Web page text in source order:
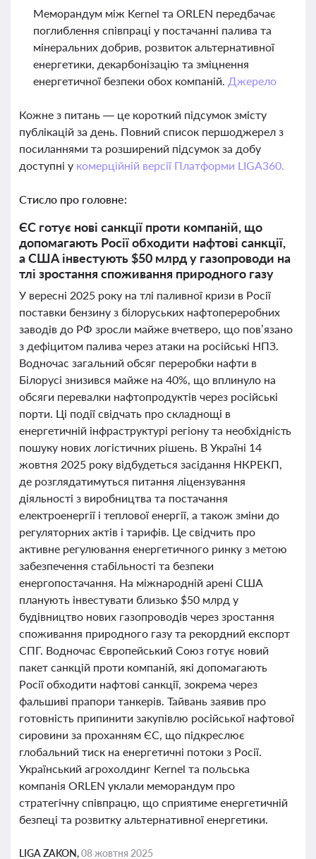
Меморандум між Kernel та ORLEN передбачає
поглиблення співпраці у постачанні палива та
мінеральних добрив, розвиток альтернативної
енергетики, декарбонізацію та зміцнення
енергетичної безпеки обох компаній. Джерело
Кожне з питань — це короткий підсумок змісту
публікацій за день. Повний список першоджерел з
посиланнями та розширений підсумок за добу
доступні у комерційній версії Платформи LIGA360.
Стисло про головне:
ЄС готує нові санкції проти компаній, що
допомагають Росії обходити нафтові санкції,
а США інвестують $50 млрд у газопроводи на
тлі зростання споживання природного газу
У вересні 2025 року на тлі паливної кризи в Росії
поставки бензину з білоруських нафтопереробних
заводів до РФ зросли майже вчетверо, що пов’язано
з дефіцитом палива через атаки на російські НПЗ.
Водночас загальний обсяг переробки нафти в
Білорусі знизився майже на 40%, що вплинуло на
обсяги перевалки нафтопродуктів через російські
порти. Ці події свідчать про складнощі в
енергетичній інфраструктурі регіону та необхідність
пошуку нових логістичних рішень. В Україні 14
жовтня 2025 року відбудеться засідання НКРЕКП,
де розглядатимуться питання ліцензування
діяльності з виробництва та постачання
електроенергії і теплової енергії, а також зміни до
регуляторних актів і тарифів. Це свідчить про
активне регулювання енергетичного ринку з метою
забезпечення стабільності та безпеки
енергопостачання. На міжнародній арені США
планують інвестувати близько $50 млрд у
будівництво нових газопроводів через зростання
споживання природного газу та рекордний експорт
СПГ. Водночас Європейський Союз готує новий
пакет санкцій проти компаній, які допомагають
Росії обходити нафтові санкції, зокрема через
фальшиві прапори танкерів. Тайвань заявив про
готовність припинити закупівлю російської нафтової
сировини за проханням ЄС, що підкреслює
глобальний тиск на енергетичні потоки з Росії.
Український агрохолдинг Kernel та польська
компанія ORLEN уклали меморандум про
стратегічну співпрацю, що сприятиме енергетичній
безпеці та розвитку альтернативної енергетики.
LIGA ZAKON,08 жовтня 2025